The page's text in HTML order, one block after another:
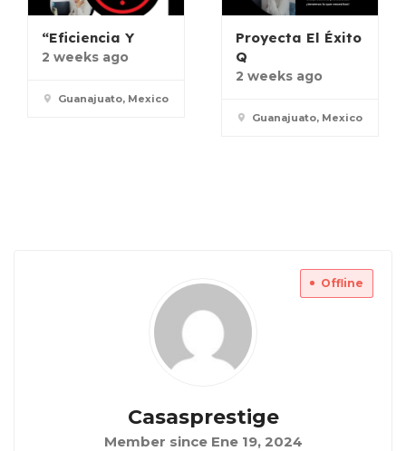
“Eficiencia Y
2 weeks ago
Guanajuato, Mexico
Proyecta El Éxito
Q
2 weeks ago
Guanajuato, Mexico
Offline
Casasprestige
Member since Ene 19, 2024